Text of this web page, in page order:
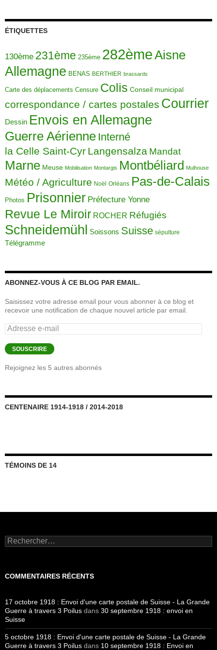
ÉTIQUETTES
130ème 231ème 235ème 282èmeAisne
Allemagne BENAS BERTHIER brassards
Carte des déplacements Censure Colis Conseil municipal
correspondance / cartes postales Courrier
Dessin Envois en Allemagne
Guerre Aérienne Interné
la Celle Saint-Cyr Langensalza Mandat
Marne Meuse Mobilisation Montargis Montbéliard Mulhouse
Météo / Agriculture Noël Orléans Pas-de-Calais
Photos Prisonnier Préfecture Yonne
Revue Le Miroir ROCHER Réfugiés
Schneidemühl Soissons Suisse sépulture
Télégramme
ABONNEZ-VOUS À CE BLOG PAR EMAIL.
Saisissez votre adresse email pour vous abonner à ce blog et
recevoir une notification de chaque nouvel article par email.
Adresse
e-
mail
SOUSCRIRE
Rejoignez les 5 autres abonnés
CENTENAIRE 1914-1918 / 2014-2018
TÉMOINS DE 14
Rechercher :
COMMENTAIRES RÉCENTS
17 octobre 1918 : Envoi d'une carte postale de Suisse - La Grande
Guerre à travers 3 Poilus dans 30 septembre 1918 : envoi en
Suisse
5 octobre 1918 : Envoi d'une carte postale de Suisse - La Grande
Guerre à travers 3 Poilus dans 10 septembre 1918 : Envoi en